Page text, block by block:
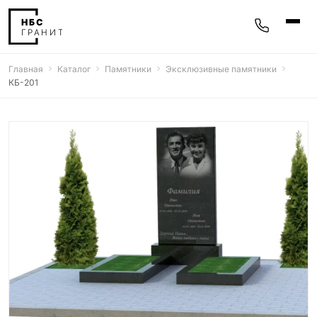
25 моделей
Гравировка
77 моделей
Фотокерамика
5 моделей
Надгробные плиты
30 моделей
Благоустройство
Главная Каталог Памятники
Эксклюзивные памятники
КБ-201